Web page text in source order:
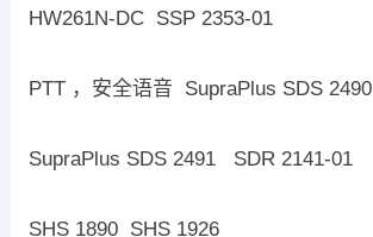
HW261N-DC SSP 2353-01
PTT ，安全语音 SupraPlus SDS 2490
SupraPlus SDS 2491 SDR 2141-01
SHS 1890 SHS 1926